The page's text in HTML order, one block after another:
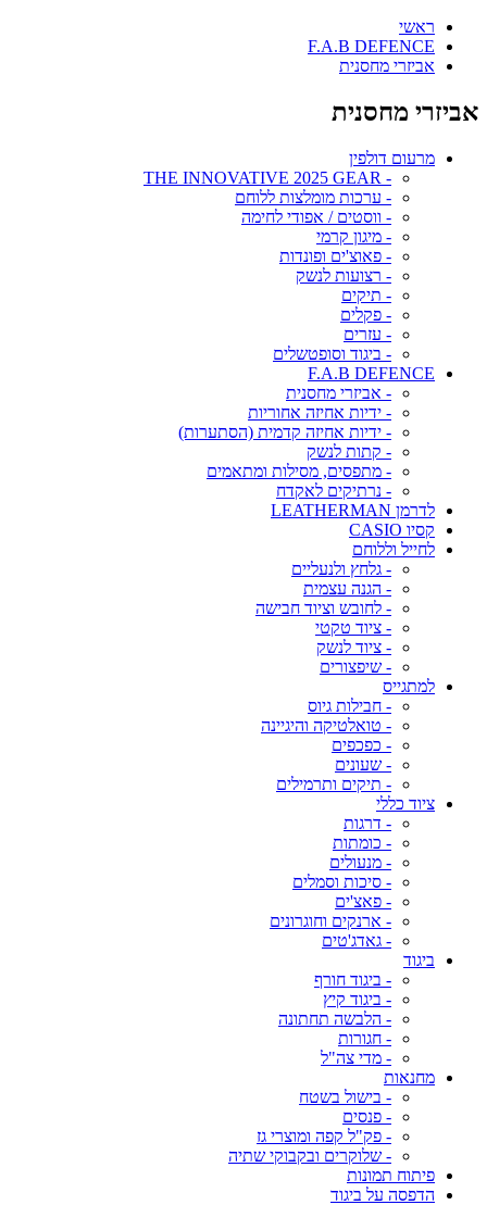
ראשי
F.A.B DEFENCE
אביזרי מחסנית
אביזרי מחסנית
מרעום דולפין
- THE INNOVATIVE 2025 GEAR
- ערכות מומלצות ללוחם
- ווסטים / אפודי לחימה
- מיגון קרמי
- פאוצ'ים ופונדות
- רצועות לנשק
- תיקים
- פקלים
- עזרים
- ביגוד וסופטשלים
F.A.B DEFENCE
- אביזרי מחסנית
- ידיות אחיזה אחוריות
- ידיות אחיזה קדמית (הסתערות)
- קתות לנשק
- מתפסים, מסילות ומתאמים
- נרתיקים לאקדח
לדרמן LEATHERMAN
קסיו CASIO
לחייל וללוחם
- גלחץ ולנעליים
- הגנה עצמית
- לחובש וציוד חבישה
- ציוד טקטי
- ציוד לנשק
- שיפצורים
למתגייס
- חבילות גיוס
- טואלטיקה והיגיינה
- כפכפים
- שעונים
- תיקים ותרמילים
ציוד כללי
- דרגות
- כומתות
- מנעולים
- סיכות וסמלים
- פאצ'ים
- ארנקים וחוגרונים
- גאדג'טים
ביגוד
- ביגוד חורף
- ביגוד קיץ
- הלבשה תחתונה
- חגורות
- מדי צה"ל
מחנאות
- בישול בשטח
- פנסים
- פק"ל קפה ומוצרי גז
- שלוקרים ובקבוקי שתיה
פיתוח תמונות
הדפסה על ביגוד